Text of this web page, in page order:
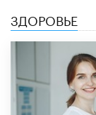
ЗДОРОВЬЕ